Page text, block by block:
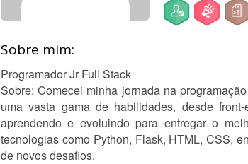
Sobre mim:
Programador Jr Full Stack
Sobre: Comecei minha jornada na
uma vasta gama de habilidades, desde
aprendendo e evoluindo para entregar o
tecnologias como Python, Flask, HTML, CSS,
de novos desafios.